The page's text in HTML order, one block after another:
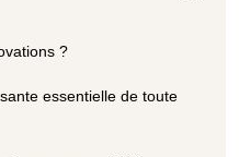
?
essentielle de toute